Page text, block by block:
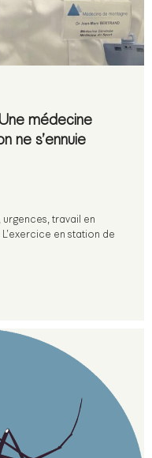
médecine
ne s’ennuie
travail en
en station de